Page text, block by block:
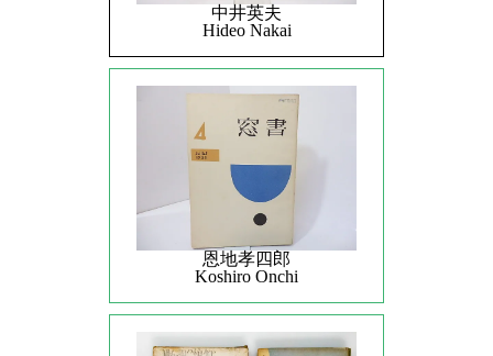
中井英夫
Hideo Nakai
恩地孝四郎
Koshiro Onchi